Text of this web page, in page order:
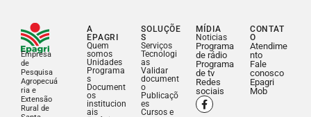
Empresa
de
Pesquisa
Agropecuá
ria e
Extensão
Rural de
A
EPAGRI
Quem
somos
Unidades
Programa
s
Document
os
institucion
ais
SOLUÇÕE
S
Serviços
Tecnologi
as
Validar
document
o
Publicaçõ
es
Cursos e
MÍDIA
Noticias
Programa
de rádio
Programa
de tv
Redes
sociais
CONTAT
O
Atendime
nto
Fale
conosco
Epagri
Mob